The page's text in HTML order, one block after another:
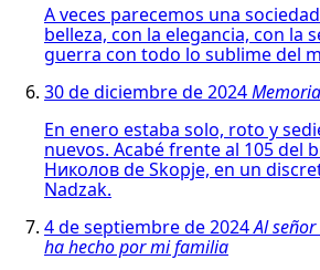
A veces parecemos una
belleza, con la elegancia, con la
guerra con todo lo sublime del
30 de diciembre de 2024
En enero estaba solo, roto y
nuevos. Acabé frente al 105 del
Николов de Skopje, en un
Nadzak.
4 de septiembre de 2024Al
ha hecho por mi familia